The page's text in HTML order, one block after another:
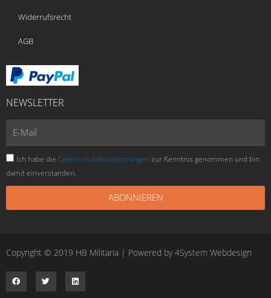
Widerrufsrecht
AGB
NEWSLETTER
Mail
Ich habe die Datenschutzbestimmungen zur Kenntnis genommen und bin
damit einverstanden.
ABONNIEREN
Copyright © 2019 HB Militaria | Powered by4System Webdesign